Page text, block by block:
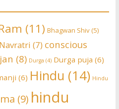
(11) Bhagwan Shiv(5)
(7) conscious
(8) Durga (4) Durga puja (6)
(6) Hindu (14) Hindu
(9) hindu